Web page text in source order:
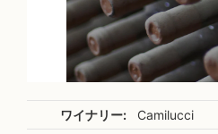
ワイナリー:
Camilucci